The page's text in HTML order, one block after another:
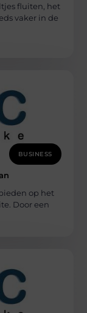
fluiten, het
vaker in de
BUSINESS
op het
Door een